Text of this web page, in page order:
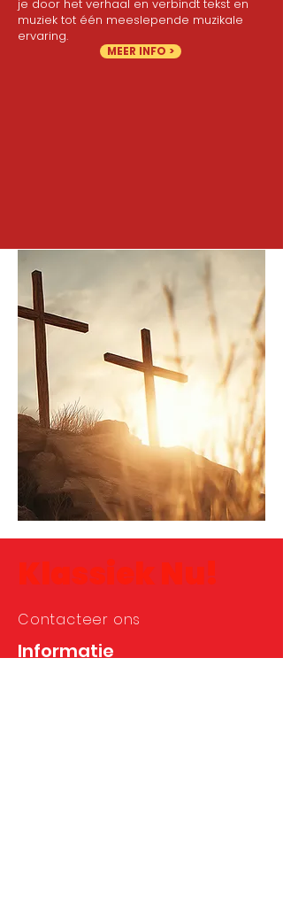
je door het verhaal en verbindt tekst en
muziek tot één meeslepende muzikale
ervaring.
MEER INFO >
Klassiek Nu!
Contacteer ons
Informatie